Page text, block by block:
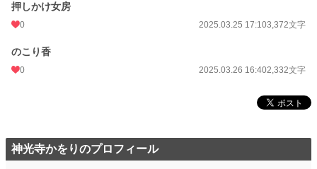
24h.ポイント
更新日時
週間ポイント 28 pt (56,925 位)
月間ポイント 56 pt (77,878 位)
押しかけ女房
0 2025.03.25 17:103,372文字
のこり香
0 2025.03.26 16:402,332文字
神光寺かをりのプロフィール